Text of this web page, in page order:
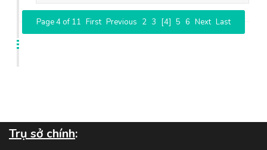
Page 4 of 11 First Previous 2 3 [4] 5 6 Next Last
Trụ sở chính: